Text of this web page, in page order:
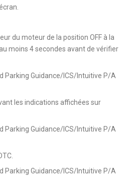
du moteur de la position OFF à la
moins 4 secondes avant de vérifier
Parking Guidance/ICS/Intuitive P/A
les indications affichées sur
Parking Guidance/ICS/Intuitive P/A
Parking Guidance/ICS/Intuitive P/A